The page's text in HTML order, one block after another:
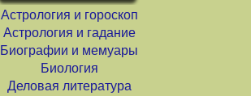
Астрология и гороскоп
Астрология и гадание
Биографии и мемуары
Биология
Деловая литература